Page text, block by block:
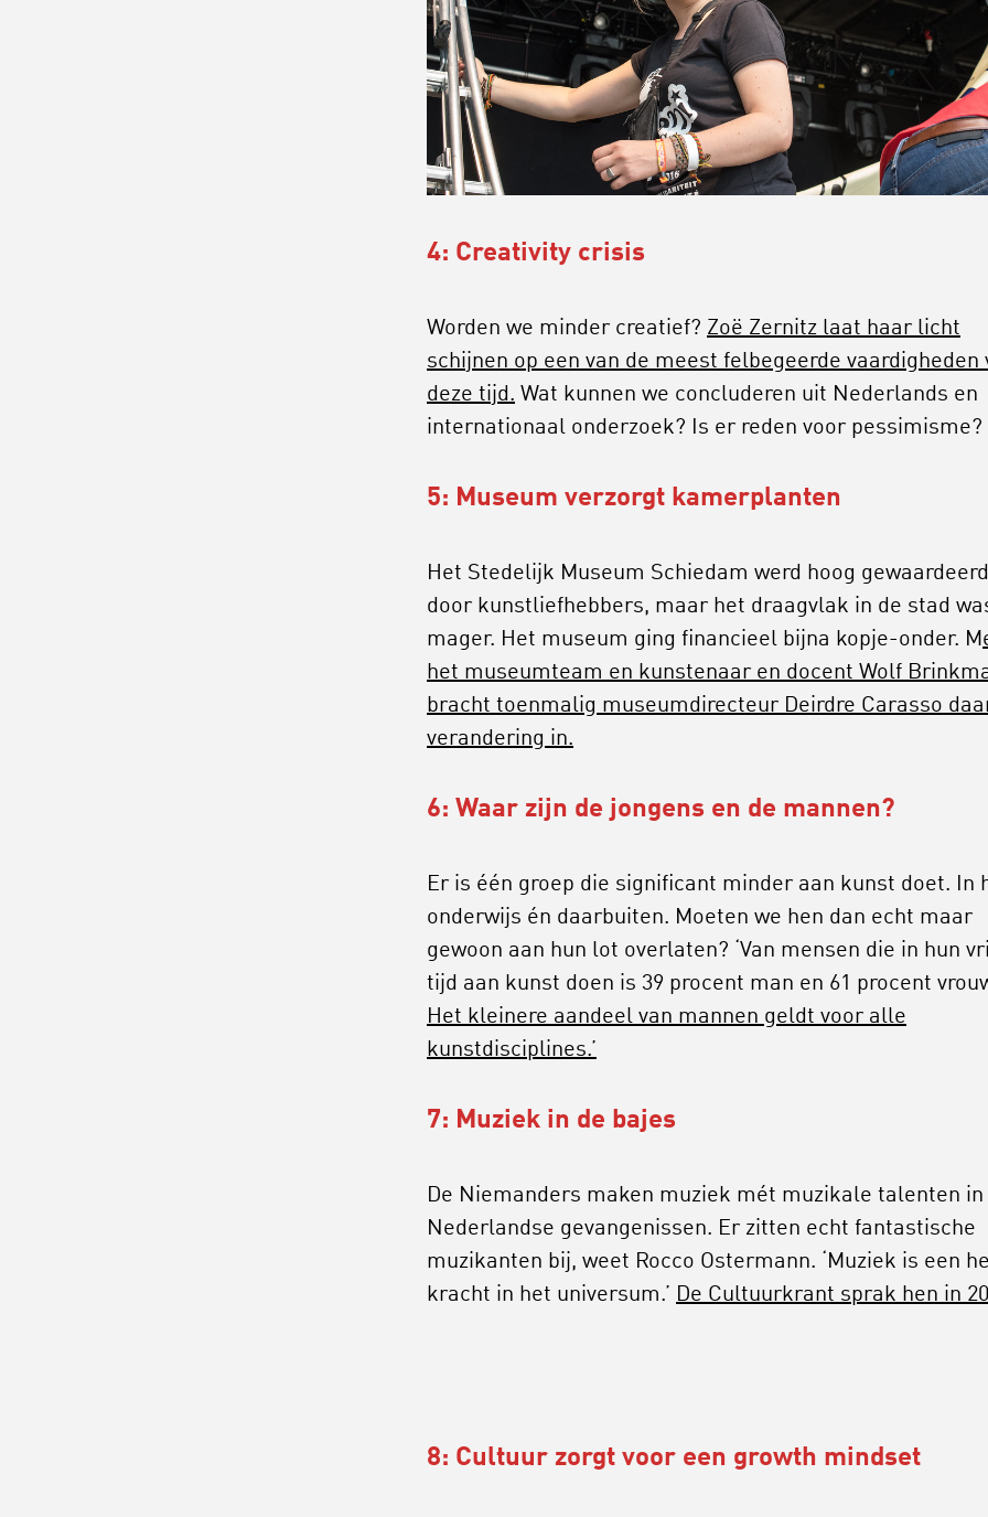
4: Creativity crisis
Worden we minder creatief? Zoë Zernitz laat haar licht
schijnen op een van de meest felbegeerde vaardigheden
deze tijd. Wat kunnen we concluderen uit Nederlands en
internationaal onderzoek? Is er reden voor pessimisme?
5: Museum verzorgt kamerplanten
Het Stedelijk Museum Schiedam werd hoog gewaardeerd
door kunstliefhebbers, maar het draagvlak in de stad
mager. Het museum ging financieel bijna kopje-onder. M
het museumteam en kunstenaar en docent Wolf
bracht toenmalig museumdirecteur Deirdre Carasso
verandering in.
6: Waar zijn de jongens en de mannen?
Er is één groep die significant minder aan kunst doet. In
onderwijs én daarbuiten. Moeten we hen dan echt maar
gewoon aan hun lot overlaten? ‘Van mensen die in hun
tijd aan kunst doen is 39 procent man en 61 procent
Het kleinere aandeel van mannen geldt voor alle
kunstdisciplines.’
7: Muziek in de bajes
De Niemanders maken muziek mét muzikale talenten in
Nederlandse gevangenissen. Er zitten echt fantastische
muzikanten bij, weet Rocco Ostermann. ‘Muziek is een
kracht in het universum.’ De Cultuurkrant sprak hen in
8: Cultuur zorgt voor een growth mindset